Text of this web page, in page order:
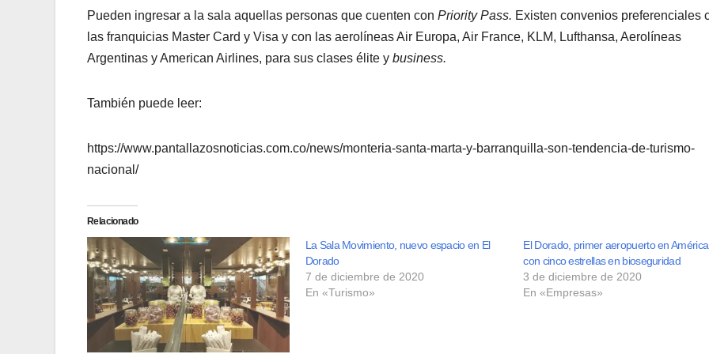
Pueden ingresar a la sala aquellas personas que cuenten con Priority Pass. Existen convenios preferenciales
las franquicias Master Card y Visa y con las aerolíneas Air Europa, Air France, KLM, Lufthansa, Aerolíneas
Argentinas y American Airlines, para sus clases élite y business.
También puede leer:
https://www.pantallazosnoticias.com.co/news/monteria-santa-marta-y-barranquilla-son-tendencia-de-turismo-
nacional/
Relacionado
La Sala Movimiento, nuevo espacio en El
Dorado
7 de diciembre de 2020
En «Turismo»
El Dorado, primer aeropuerto en América
con cinco estrellas en bioseguridad
3 de diciembre de 2020
En «Empresas»